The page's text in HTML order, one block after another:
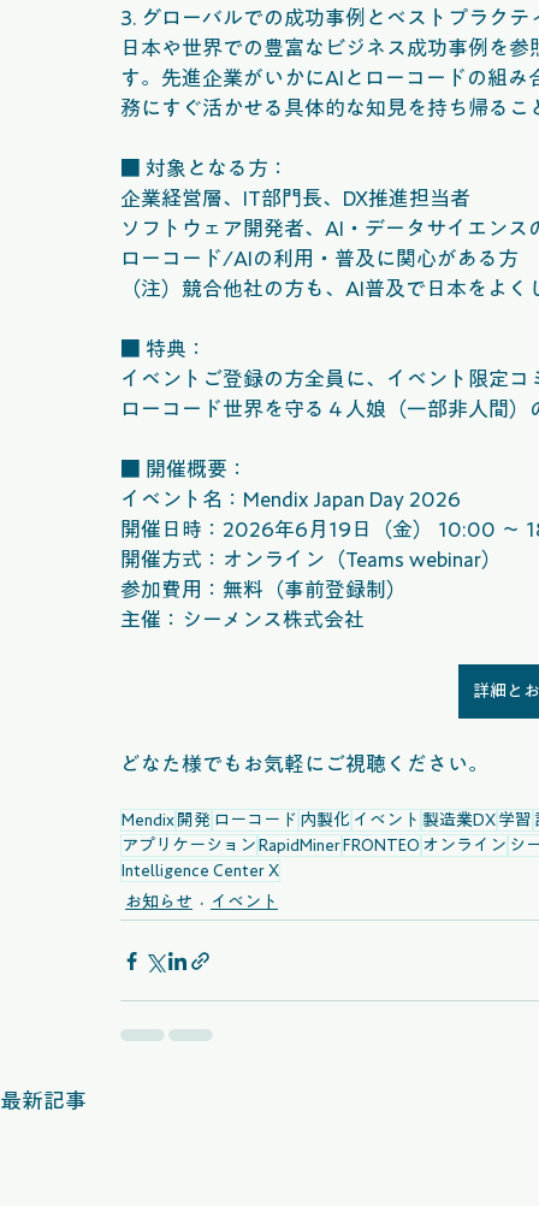
3. グローバルでの成功事例とベストプラク
日本や世界での豊富なビジネス成功事例を
す。先進企業がいかにAIとローコードの組
務にすぐ活かせる具体的な知見を持ち帰るこ
■ 対象となる方：
企業経営層、IT部門長、DX推進担当者
ソフトウェア開発者、AI・データサイエンス
ローコード/AIの利用・普及に関心がある方
（注）競合他社の方も、AI普及で日本をよ
■ 特典：
イベントご登録の方全員に、イベント限定
ローコード世界を守る４人娘（一部非人間
■ 開催概要：
イベント名：Mendix Japan Day 2026
開催日時：2026年6月19日（金） 10:00 ～
開催方式：オンライン（Teams webinar）
参加費用：無料（事前登録制）
主催：シーメンス株式会社
詳細と
どなた様でもお気軽にご視聴ください。
Mendix 開発 ローコード 内製化 イベント 製造業DX 学習
アプリケーション RapidMiner FRONTEO オンライン シ
Intelligence Center X
お知らせ
イベント
最新記事